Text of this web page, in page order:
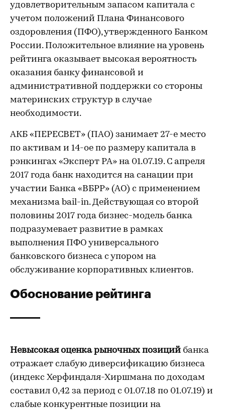
удовлетворительным запасом капитала с
учетом положений Плана Финансового
оздоровления (ПФО), утвержденного Банком
России. Положительное влияние на уровень
рейтинга оказывает высокая вероятность
оказания банку финансовой и
административной поддержки со стороны
материнских структур в случае
необходимости.
АКБ «ПЕРЕСВЕТ» (ПАО) занимает 27-е место
по активам и 14-ое по размеру капитала в
рэнкингах «Эксперт РА» на 01.07.19. С апреля
2017 года банк находится на санации при
участии Банка «ВБРР» (АО) с применением
механизма bail-in. Действующая со второй
половины 2017 года бизнес-модель банка
подразумевает развитие в рамках
выполнения ПФО универсального
банковского бизнеса с упором на
обслуживание корпоративных клиентов.
Обоснование рейтинга
Невысокая оценка рыночных позиций банка
отражает слабую диверсификацию бизнеса
(индекс Херфиндаля-Хиршмана по доходам
составил 0,42 за период с 01.07.18 по 01.07.19) и
слабые конкурентные позиции на